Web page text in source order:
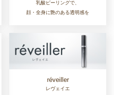
乳酸ピーリングで、
顔・全身に艶のある透明感を
réveiller
レヴェイエ